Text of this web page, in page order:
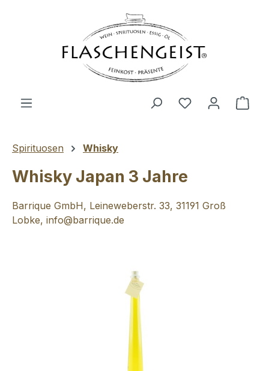
Du hast 0
Spirituosen Whisky
Whisky Japan 3 Jahre
Barrique GmbH, Leineweberstr. 33, 31191 Groß
Lobke, info@barrique.de